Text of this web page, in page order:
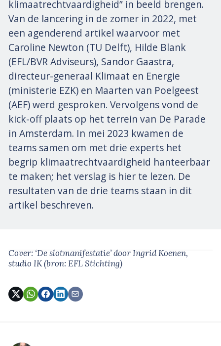
klimaatrechtvaardigheid” in beeld brengen.
Van de lancering in de zomer in 2022, met
een agenderend artikel waarvoor met
Caroline Newton (TU Delft), Hilde Blank
(EFL/BVR Adviseurs), Sandor Gaastra,
directeur-generaal Klimaat en Energie
(ministerie EZK) en Maarten van Poelgeest
(AEF) werd gesproken. Vervolgens vond de
kick-off plaats op het terrein van De Parade
in Amsterdam. In mei 2023 kwamen de
teams samen om met drie experts het
begrip klimaatrechtvaardigheid hanteerbaar
te maken; het verslag is hier te lezen. De
resultaten van de drie teams staan in dit
artikel beschreven.
Cover: ‘De slotmanifestatie’door Ingrid Koenen,
studio IK(bron: EFL Stichting)